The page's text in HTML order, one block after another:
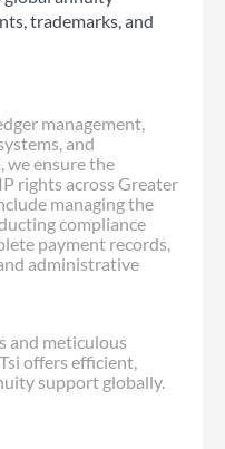
trademarks, and
management,
and
we ensure the
rights across Greater
managing the
compliance
payment records,
administrative
and meticulous
offers efficient,
support globally.